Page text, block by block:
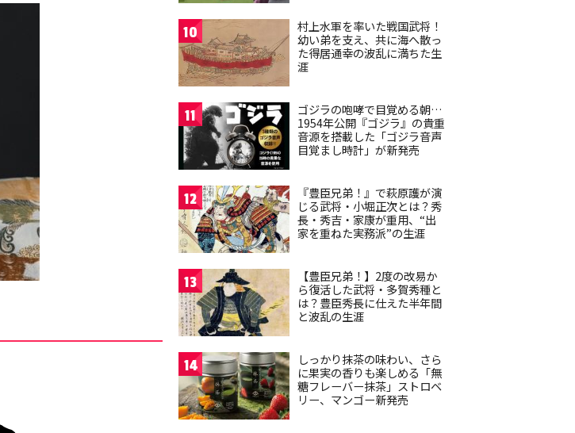
10
村上水軍を率いた戦国武将！
幼い弟を支え、共に海へ散っ
た得居通幸の波乱に満ちた生
涯
11
ゴジラの咆哮で目覚める朝…
1954年公開『ゴジラ』の貴重
音源を搭載した「ゴジラ音声
目覚まし時計」が新発売
12
『豊臣兄弟！』で萩原護が演
じる武将・小堀正次とは？秀
長・秀吉・家康が重用、“出
家を重ねた実務派”の生涯
13
【豊臣兄弟！】2度の改易か
ら復活した武将・多賀秀種と
は？豊臣秀長に仕えた半年間
と波乱の生涯
14
しっかり抹茶の味わい、さら
に果実の香りも楽しめる「無
糖フレーバー抹茶」ストロベ
リー、マンゴー新発売